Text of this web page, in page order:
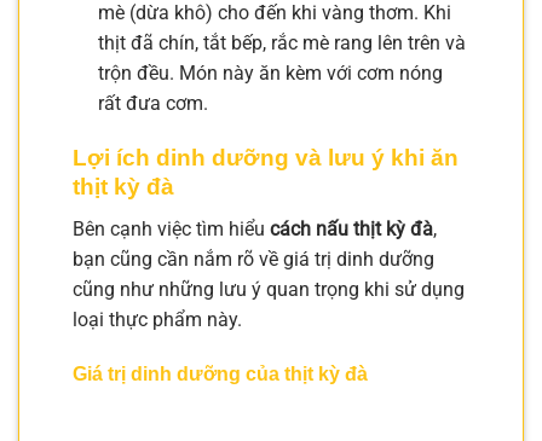
mè (dừa khô) cho đến khi vàng thơm. Khi
thịt đã chín, tắt bếp, rắc mè rang lên trên và
trộn đều. Món này ăn kèm với cơm nóng
rất đưa cơm.
Lợi ích dinh dưỡng và lưu ý khi ăn
thịt kỳ đà
Bên cạnh việc tìm hiểu cách nấu thịt kỳ đà,
bạn cũng cần nắm rõ về giá trị dinh dưỡng
cũng như những lưu ý quan trọng khi sử dụng
loại thực phẩm này.
Giá trị dinh dưỡng của thịt kỳ đà